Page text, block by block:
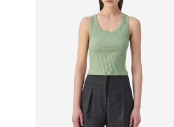
Сумки и аксессуары